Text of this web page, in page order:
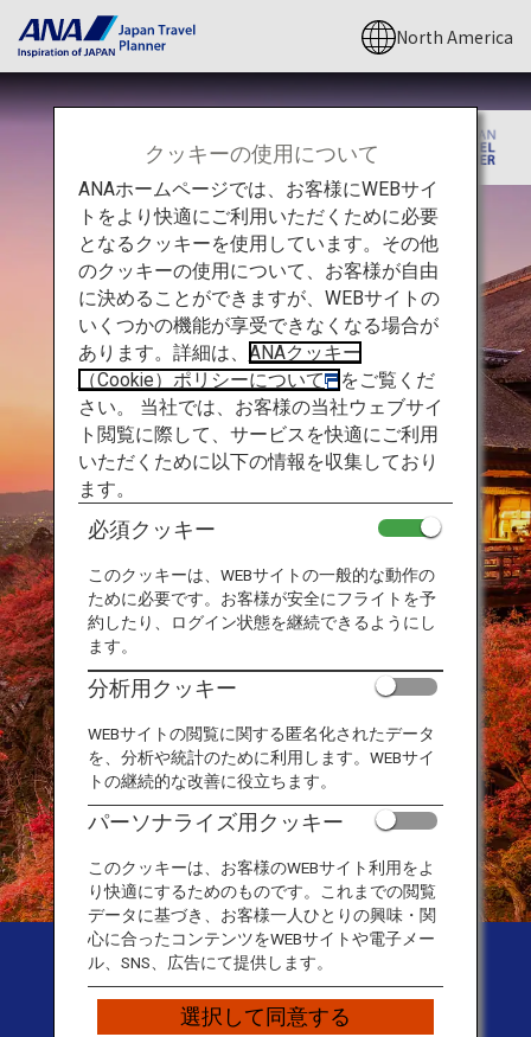
North America
Japan Travel Planner |
Travel Guide Website
クッキーの使用について
ANAホームページでは、お客様にWEBサイ
トをより快適にご利用いただくために必要
となるクッキーを使用しています。その他
のクッキーの使用について、お客様が自由
に決めることができますが、WEBサイトの
いくつかの機能が享受できなくなる場合が
あります。詳細は、
ANAクッキー
（Cookie）ポリシーについて
をご覧くだ
さい。 当社では、お客様の当社ウェブサイ
ト閲覧に際して、サービスを快適にご利用
いただくために以下の情報を収集しており
ます。
必須クッキー
このクッキーは、WEBサイトの一般的な動作の
ために必要です。お客様が安全にフライトを予
約したり、ログイン状態を継続できるようにし
ます。
分析用クッキー
WEBサイトの閲覧に関する匿名化されたデータ
を、分析や統計のために利用します。WEBサイ
トの継続的な改善に役立ちます。
パーソナライズ用クッキー
このクッキーは、お客様のWEBサイト利用をよ
り快適にするためのものです。これまでの閲覧
データに基づき、お客様一人ひとりの興味・関
心に合ったコンテンツをWEBサイトや電子メー
ル、SNS、広告にて提供します。
選択して同意する